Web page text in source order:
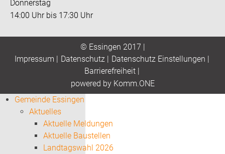
Donnerstag
14:00 Uhr bis 17:30 Uhr
© Essingen 2017 |
Impressum | Datenschutz| Datenschutz Einstellungen |
Barrierefreiheit|
powered by Komm.ONE
Gemeinde Essingen
Aktuelles
Aktuelle Meldungen
Aktuelle Baustellen
Landtagswahl 2026